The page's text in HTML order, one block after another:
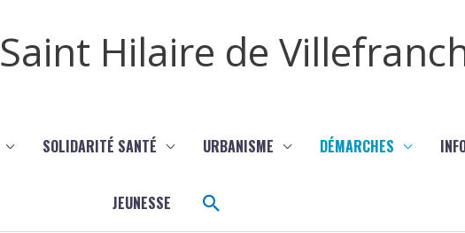
Saint Hilaire de
SOLIDARITÉ SANTÉ URBANISME DÉMARCHES
JEUNESSE Rechercher